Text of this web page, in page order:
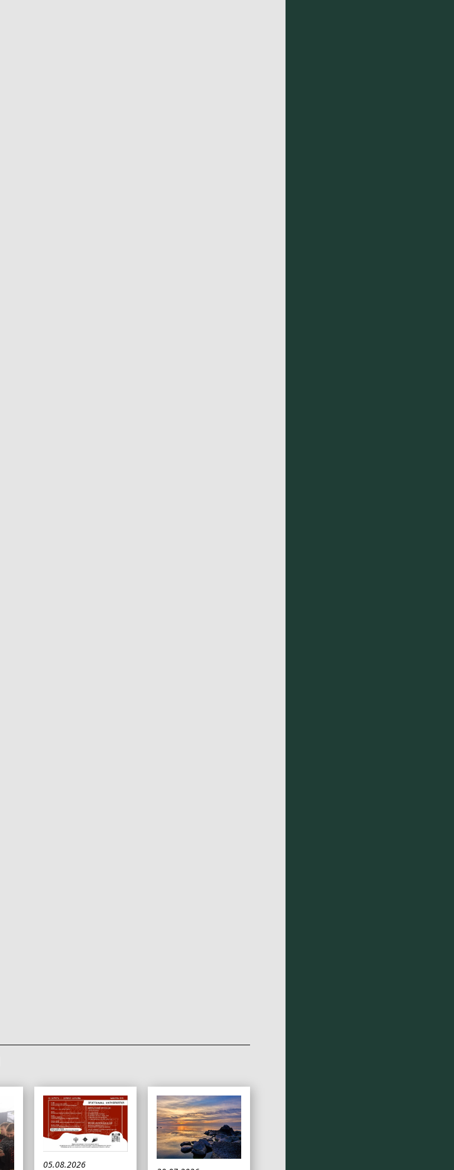
05.08.2026